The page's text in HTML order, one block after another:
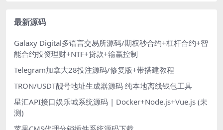
最新源码
Galaxy Digital多语言交易所源码/期权秒合约+杠杆合约+智
能合约投资理财+NTF+贷款+输赢控制
Telegram加拿大28投注源码/修复版+带搭建教程
TRON/USDT靓号地址生成器源码 纯本地离线钱包工具
星汇API接口娱乐城系统源码 | Docker+Node.js+Vue.js (未
测)